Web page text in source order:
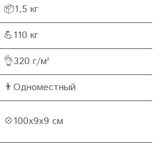
📦1,5 кг
💪110 кг
👌320 г/м²
👨Одноместный
💠100x9x9 см